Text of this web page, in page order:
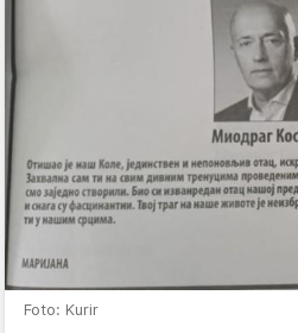
Foto: Kurir